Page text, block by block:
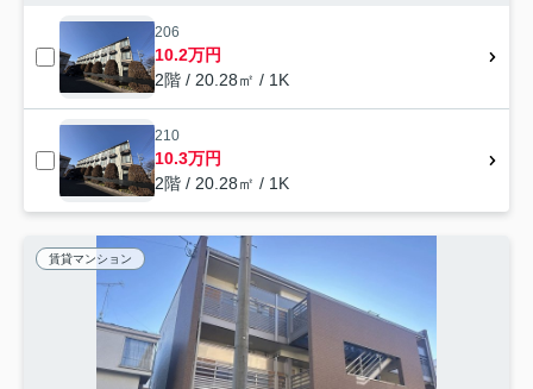
206
10.2万円
2階 / 20.28㎡ / 1K
210
10.3万円
2階 / 20.28㎡ / 1K
賃貸マンション